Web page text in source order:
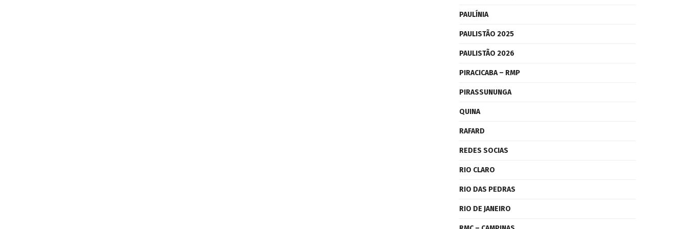
PAULÍNIA
PAULISTÃO 2025
PAULISTÃO 2026
PIRACICABA – RMP
PIRASSUNUNGA
QUINA
RAFARD
REDES SOCIAS
RIO CLARO
RIO DAS PEDRAS
RIO DE JANEIRO